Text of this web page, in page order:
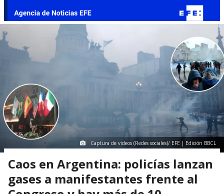
Captura de videos (Redes sociales)/ EFE | Edición BBCL
Caos en Argentina: policías lanzan
gases a manifestantes frente al